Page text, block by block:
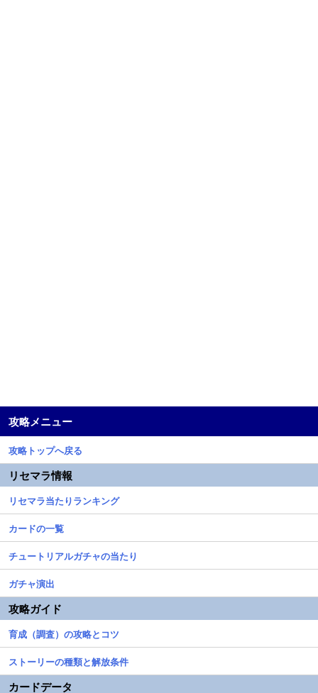
攻略メニュー
攻略トップへ戻る
リセマラ情報
リセマラ当たりランキング
カードの一覧
チュートリアルガチャの当たり
ガチャ演出
攻略ガイド
育成（調査）の攻略とコツ
ストーリーの種類と解放条件
カードデータ